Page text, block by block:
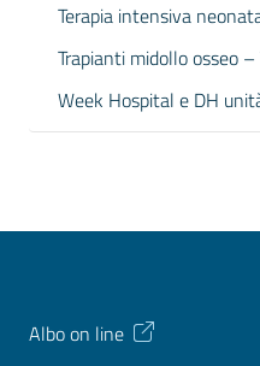
Terapia intensiva
Trapianti midollo osseo –
Week Hospital e DH
Albo on line